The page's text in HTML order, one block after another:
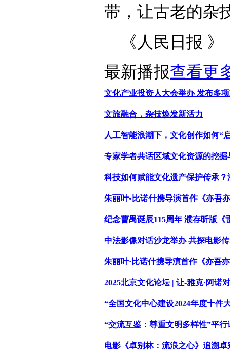
带，让古老的杂
《人民日报
最新播报查看更
文化产业投资人大会举办 发布多
文旅融合，杂技焕发新活力
人工智能浪潮下，文化创作如何“
专家学者共话区域文化资源的挖掘
科技如何赋能文化遗产保护传承
朱丽叶•比诺什携导演首作《亦吾
纪念曹禺诞辰115周年 濮存昕版《
中法影像对话沙龙举办 共探电影
朱丽叶·比诺什携导演首作《亦吾
2025北京文化论坛 | 让-雅克·阿诺
“全国文化中心建设2024年度十件
“交流互鉴：尊重文明多样性”平行
电影《卓别林：流浪之心》追溯